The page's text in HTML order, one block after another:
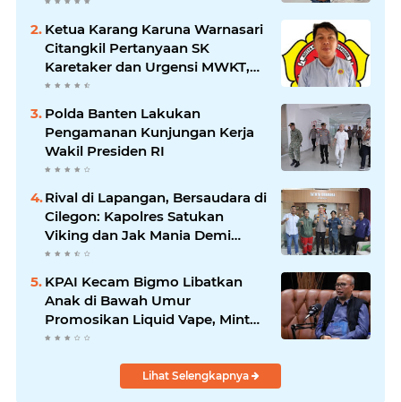
Ketua Karang Karuna Warnasari
Citangkil Pertanyaan SK
Karetaker dan Urgensi MWKT,
Saat Suasana Berduka
Polda Banten Lakukan
Pengamanan Kunjungan Kerja
Wakil Presiden RI
Rival di Lapangan, Bersaudara di
Cilegon: Kapolres Satukan
Viking dan Jak Mania Demi
Nobar Damai Piala Presiden
KPAI Kecam Bigmo Libatkan
Anak di Bawah Umur
Promosikan Liquid Vape, Minta
Aparat Bertindak Tegas
Lihat Selengkapnya